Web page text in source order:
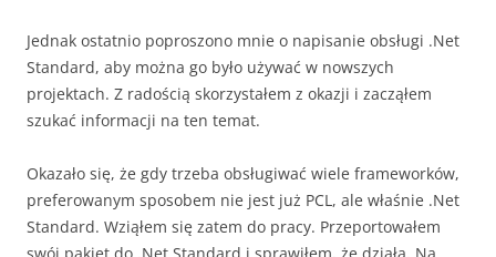
Jednak ostatnio poproszono mnie o napisanie obsługi .Net
Standard, aby można go było używać w nowszych
projektach. Z radością skorzystałem z okazji i zacząłem
szukać informacji na ten temat.
Okazało się, że gdy trzeba obsługiwać wiele frameworków,
preferowanym sposobem nie jest już PCL, ale właśnie .Net
Standard. Wziąłem się zatem do pracy. Przeportowałem